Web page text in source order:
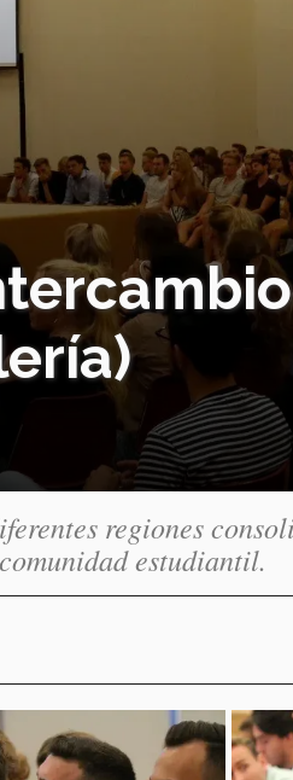
regiones
estudiantil.